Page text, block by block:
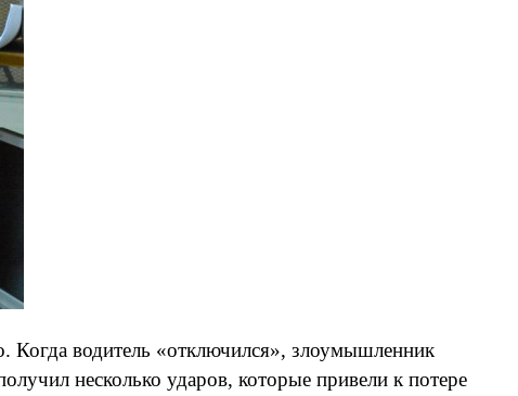
Когда водитель «отключился», злоумышленник
несколько ударов, которые привели к потере